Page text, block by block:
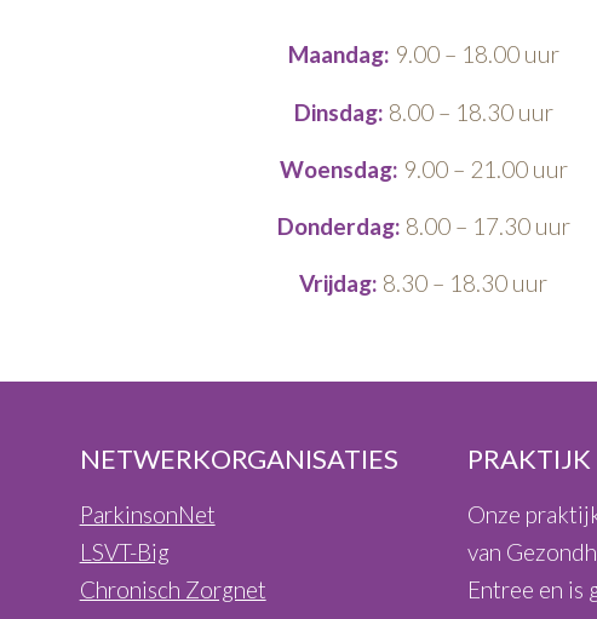
Maandag: 9.00 – 18.00 uur
Dinsdag: 8.00 – 18.30 uur
Woensdag: 9.00 – 21.00 uur
Donderdag: 8.00 – 17.30 uur
Vrijdag: 8.30 – 18.30 uur
NETWERKORGANISATIES
ParkinsonNet
LSVT-Big
Chronisch Zorgnet
PRAKTIJK
Onze
van
Entree en is